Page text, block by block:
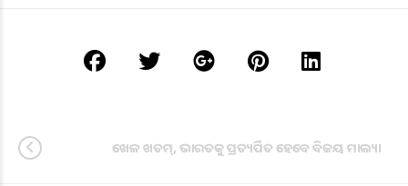
ଖେଳ ଖତମ୍‌, ଭାରତକୁ ପ୍ରତ୍ୟର୍ପିତ ହେବେ ବିଜୟ ମାଲ୍ୟା